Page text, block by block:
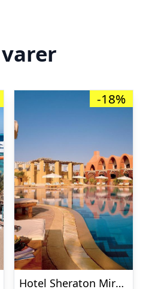
-18%
Hotel Sheraton Miramar